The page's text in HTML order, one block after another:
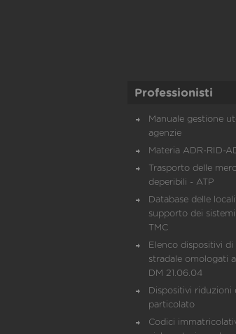
Professionisti
Manuale gestione
agenzie
Materia ADR-RID-
Trasporto delle
deperibili - ATP
Database delle
supporto dei sistemi
TMC
Elenco dispositivi
stradale omologati
DM 21.06.04
Dispositivi riduzioni
particolato
Codici